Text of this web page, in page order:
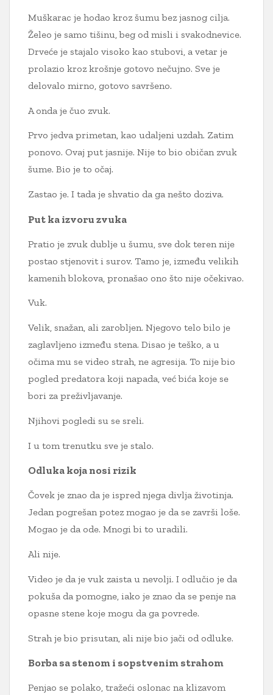
Muškarac je hodao kroz šumu bez jasnog cilja.
Želeo je samo tišinu, beg od misli i svakodnevice.
Drveće je stajalo visoko kao stubovi, a vetar je
prolazio kroz krošnje gotovo nečujno. Sve je
delovalo mirno, gotovo savršeno.
A onda je čuo zvuk.
Prvo jedva primetan, kao udaljeni uzdah. Zatim
ponovo. Ovaj put jasnije. Nije to bio običan zvuk
šume. Bio je to očaj.
Zastao je. I tada je shvatio da ga nešto doziva.
Put ka izvoru zvuka
Pratio je zvuk dublje u šumu, sve dok teren nije
postao stjenovit i surov. Tamo je, između velikih
kamenih blokova, pronašao ono što nije očekivao.
Vuk.
Velik, snažan, ali zarobljen. Njegovo telo bilo je
zaglavljeno između stena. Disao je teško, a u
očima mu se video strah, ne agresija. To nije bio
pogled predatora koji napada, već bića koje se
bori za preživljavanje.
Njihovi pogledi su se sreli.
I u tom trenutku sve je stalo.
Odluka koja nosi rizik
Čovek je znao da je ispred njega divlja životinja.
Jedan pogrešan potez mogao je da se završi loše.
Mogao je da ode. Mnogi bi to uradili.
Ali nije.
Video je da je vuk zaista u nevolji. I odlučio je da
pokuša da pomogne, iako je znao da se penje na
opasne stene koje mogu da ga povrede.
Strah je bio prisutan, ali nije bio jači od odluke.
Borba sa stenom i sopstvenim strahom
Penjao se polako, tražeći oslonac na klizavom